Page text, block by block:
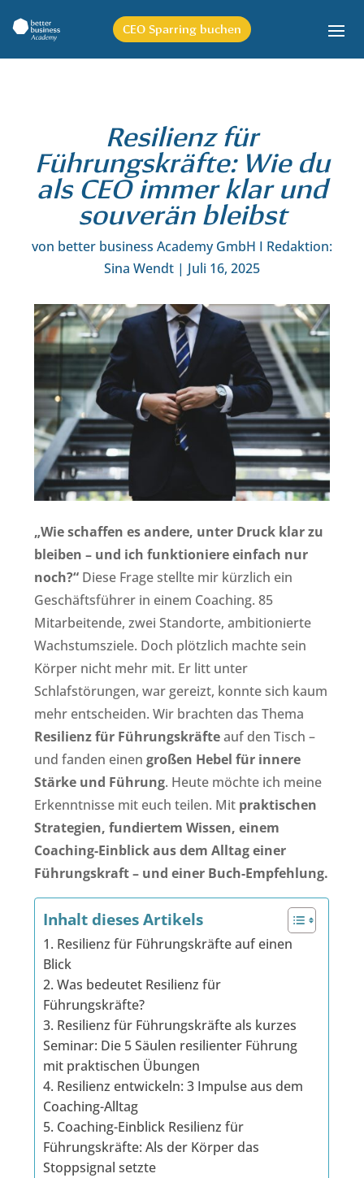
CEO Sparring buchen
Resilienz für
Führungskräfte: Wie du
als CEO immer klar und
souverän bleibst
von better business Academy GmbH I Redaktion:
Sina Wendt | Juli 16, 2025
„Wie schaffen es andere, unter Druck klar zu
bleiben – und ich funktioniere einfach nur
noch?“ Diese Frage stellte mir kürzlich ein
Geschäftsführer in einem Coaching. 85
Mitarbeitende, zwei Standorte, ambitionierte
Wachstumsziele. Doch plötzlich machte sein
Körper nicht mehr mit. Er litt unter
Schlafstörungen, war gereizt, konnte sich kaum
mehr entscheiden. Wir brachten das Thema
Resilienz für Führungskräfteauf den Tisch –
und fanden einengroßen Hebel für innere
Stärke und Führung. Heute möchte ich meine
Erkenntnisse mit euch teilen. Mit praktischen
Strategien, fundiertem Wissen, einem
Coaching-Einblick aus dem Alltag einer
Führungskraft – und einer Buch-Empfehlung.
Inhalt dieses Artikels
1. Resilienz für Führungskräfte auf einen
Blick
2. Was bedeutet Resilienz für
Führungskräfte?
3. Resilienz für Führungskräfte als kurzes
Seminar: Die 5 Säulen resilienter Führung
mit praktischen Übungen
4. Resilienz entwickeln: 3 Impulse aus dem
Coaching-Alltag
5. Coaching-Einblick Resilienz für
Führungskräfte: Als der Körper das
Stoppsignal setzte